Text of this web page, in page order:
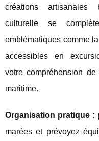
créations artisanales
culturelle se
emblématiques comme
accessibles en
votre compréhension
maritime.
Organisation pratique :
marées et prévoyez